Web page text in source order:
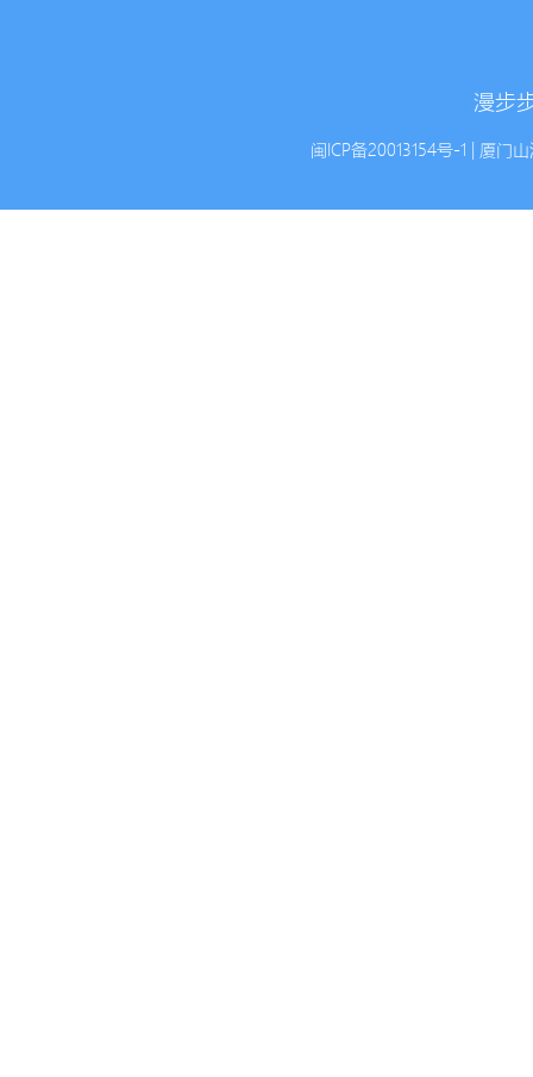
漫步
闽ICP备20013154号-1 | 厦门